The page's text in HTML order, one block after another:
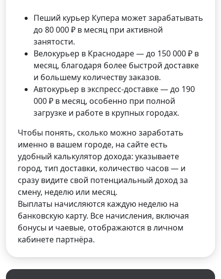
Пеший курьер Купера может зарабатывать
до 80 000 ₽ в месяц при активной
занятости.
Велокурьер в Краснодаре — до 150 000 ₽ в
месяц, благодаря более быстрой доставке
и большему количеству заказов.
Автокурьер в экспресс-доставке — до 190
000 ₽ в месяц, особенно при полной
загрузке и работе в крупных городах.
Чтобы понять, сколько можно заработать
именно в вашем городе, на сайте есть
удобный калькулятор дохода: указываете
город, тип доставки, количество часов — и
сразу видите свой потенциальный доход за
смену, неделю или месяц.
Выплаты начисляются каждую неделю на
банковскую карту. Все начисления, включая
бонусы и чаевые, отображаются в личном
кабинете партнёра.